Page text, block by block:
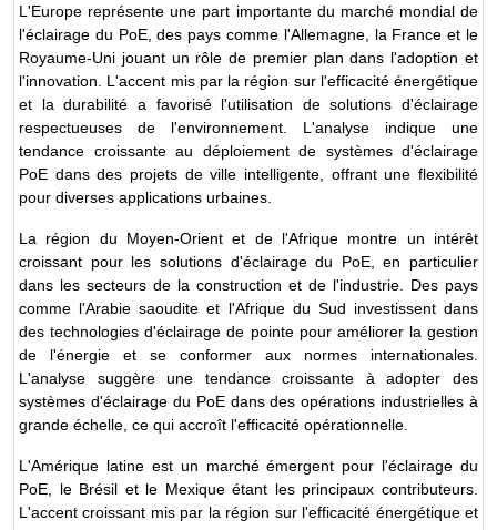
L'Europe représente une part importante du marché mondial de
l'éclairage du PoE, des pays comme l'Allemagne, la France et le
Royaume-Uni jouant un rôle de premier plan dans l'adoption et
l'innovation. L'accent mis par la région sur l'efficacité énergétique
et la durabilité a favorisé l'utilisation de solutions d'éclairage
respectueuses de l'environnement. L'analyse indique une
tendance croissante au déploiement de systèmes d'éclairage
PoE dans des projets de ville intelligente, offrant une flexibilité
pour diverses applications urbaines.
La région du Moyen-Orient et de l'Afrique montre un intérêt
croissant pour les solutions d'éclairage du PoE, en particulier
dans les secteurs de la construction et de l'industrie. Des pays
comme l'Arabie saoudite et l'Afrique du Sud investissent dans
des technologies d'éclairage de pointe pour améliorer la gestion
de l'énergie et se conformer aux normes internationales.
L'analyse suggère une tendance croissante à adopter des
systèmes d'éclairage du PoE dans des opérations industrielles à
grande échelle, ce qui accroît l'efficacité opérationnelle.
L'Amérique latine est un marché émergent pour l'éclairage du
PoE, le Brésil et le Mexique étant les principaux contributeurs.
L'accent croissant mis par la région sur l'efficacité énergétique et